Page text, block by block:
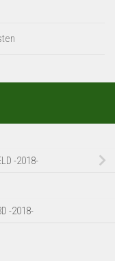
-2018-
-2018-